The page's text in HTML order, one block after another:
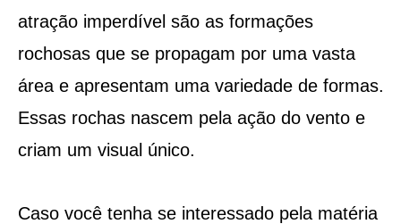
atração imperdível são as formações
rochosas que se propagam por uma vasta
área e apresentam uma variedade de formas.
Essas rochas nascem pela ação do vento e
criam um visual único.
Caso você tenha se interessado pela matéria